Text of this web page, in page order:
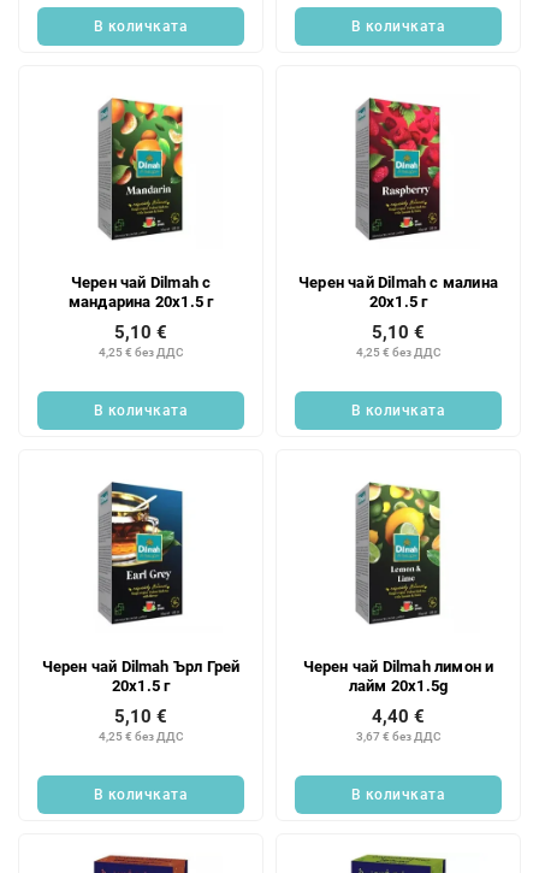
В количката В количката
Черен чай Dilmah с
мандарина 20x1.5 г
4,25 € без ДДС
5,10 €
В количката
Черен чай Dilmah с малина
20x1.5 г
4,25 € без ДДС
5,10 €
В количката
Черен чай Dilmah Ърл Грей
20x1.5 г
4,25 € без ДДС
5,10 €
В количката
Черен чай Dilmah лимон и
лайм 20x1.5g
3,67 € без ДДС
4,40 €
В количката